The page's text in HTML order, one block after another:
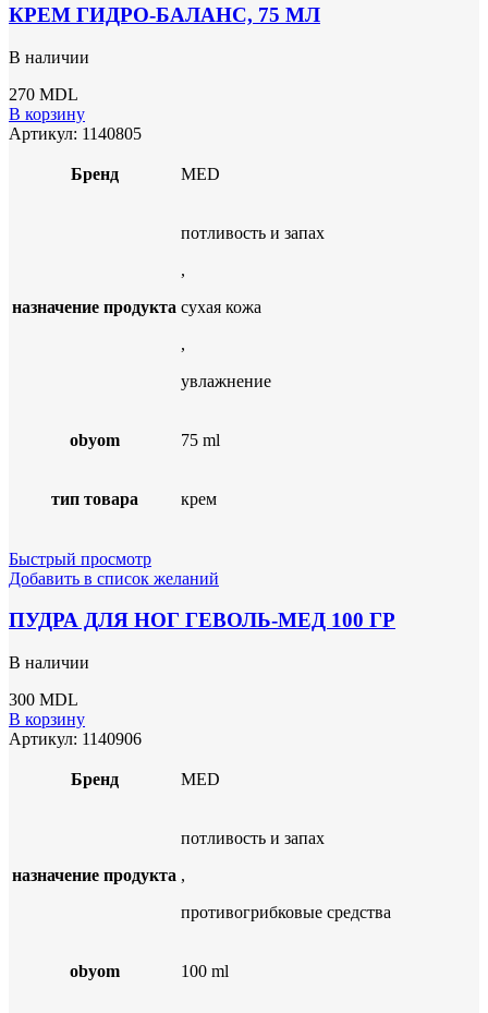
КРЕМ ГИДРО-БАЛАНС, 75 МЛ
В наличии
270 MDL
В корзину
Артикул: 1140805
Бренд MED
назначение продукта
потливость и запах
,
сухая кожа
,
увлажнение
obyom 75 ml
тип товара крем
Быстрый просмотр
Добавить в список желаний
ПУДРА ДЛЯ НОГ ГЕВОЛЬ-МЕД 100 ГР
В наличии
300 MDL
В корзину
Артикул: 1140906
Бренд MED
назначение продукта
потливость и запах
,
противогрибковые средства
obyom 100 ml